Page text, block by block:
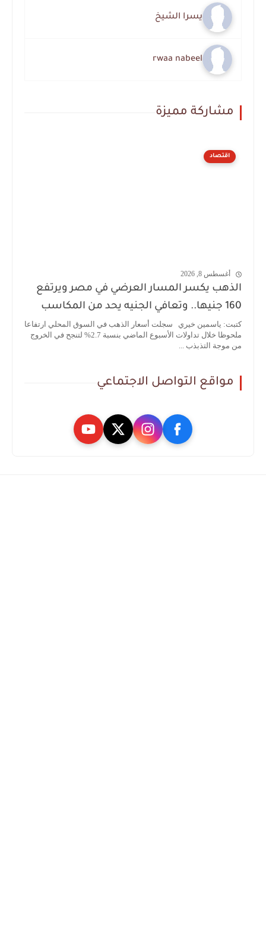
يسرا الشيخ
rwaa nabeel
مشاركة مميزة
اقتصاد
أغسطس 8, 2026
الذهب يكسر المسار العرضي في مصر ويرتفع
160 جنيها.. وتعافي الجنيه يحد من المكاسب
كتبت: ياسمين خيري سجلت أسعار الذهب في السوق المحلي ارتفاعا
ملحوظا خلال تداولات الأسبوع الماضي بنسبة 2.7% لتنجح في الخروج
من موجة التذبذب ...
مواقع التواصل الاجتماعي